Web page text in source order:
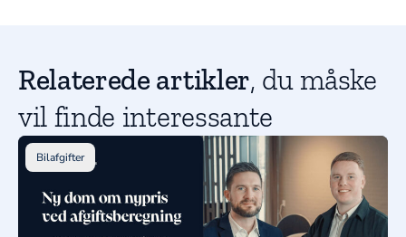
Relaterede artikler, du måske
vil finde interessante
Bilafgifter